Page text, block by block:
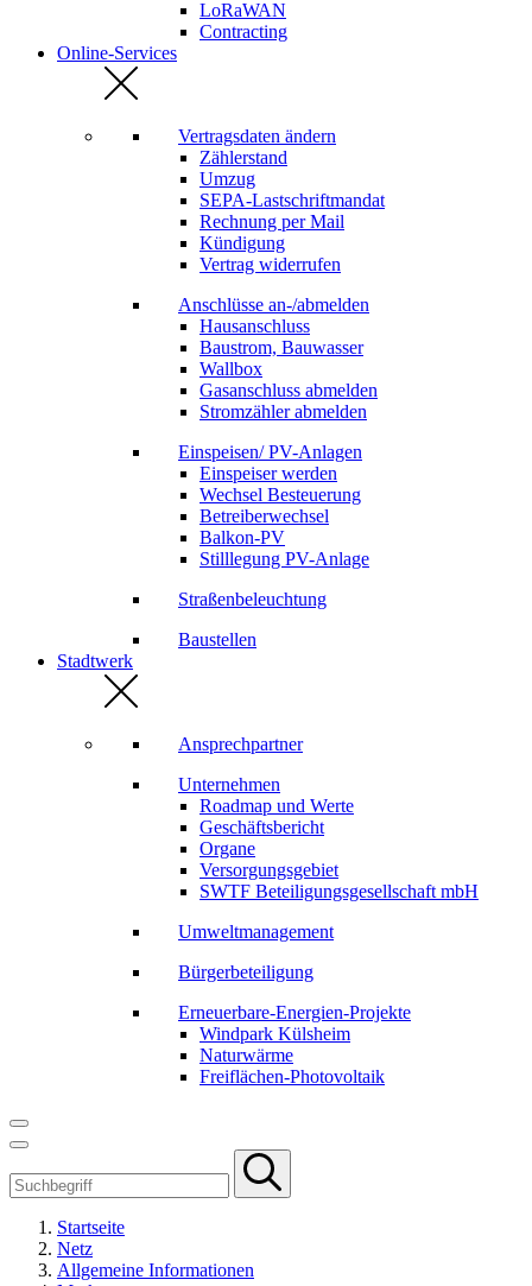
LoRaWAN
Contracting
Online-Services
Vertragsdaten ändern
Zählerstand
Umzug
SEPA-Lastschriftmandat
Rechnung per Mail
Kündigung
Vertrag widerrufen
Anschlüsse an-/abmelden
Hausanschluss
Baustrom, Bauwasser
Wallbox
Gasanschluss abmelden
Stromzähler abmelden
Einspeisen/ PV-Anlagen
Einspeiser werden
Wechsel Besteuerung
Betreiberwechsel
Balkon-PV
Stilllegung PV-Anlage
Straßenbeleuchtung
Baustellen
Stadtwerk
Ansprechpartner
Unternehmen
Roadmap und Werte
Geschäftsbericht
Organe
Versorgungsgebiet
SWTF Beteiligungsgesellschaft mbH
Umweltmanagement
Bürgerbeteiligung
Erneuerbare-Energien-Projekte
Windpark Külsheim
Naturwärme
Freiflächen-Photovoltaik
Startseite
Netz
Allgemeine Informationen